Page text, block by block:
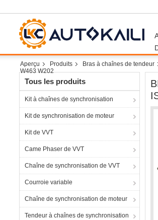
Aperçu Produits
Bras à chaînes de tendeur
W463 W202
Tous les produits
Kit à chaînes de synchronisation
Kit de synchronisation de moteur
Kit de VVT
Came Phaser de VVT
Chaîne de synchronisation de VVT
Courroie variable
Chaîne de synchronisation de moteur
Tendeur à chaînes de synchronisation